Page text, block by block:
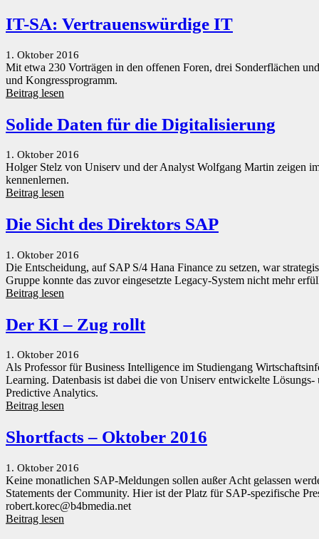
IT-SA: Vertrauenswürdige IT
1. Oktober 2016
Mit etwa 230 Vorträgen in den offenen Foren, drei Sonderflächen
und Kongressprogramm.
Beitrag lesen
Solide Daten für die Digitalisierung
1. Oktober 2016
Holger Stelz von Uniserv und der Analyst Wolfgang Martin zeigen
kennenlernen.
Beitrag lesen
Die Sicht des Direktors SAP
1. Oktober 2016
Die Entscheidung, auf SAP S/4 Hana Finance zu setzen, war
Gruppe konnte das zuvor eingesetzte Legacy-System nicht mehr
Beitrag lesen
Der KI – Zug rollt
1. Oktober 2016
Als Professor für Business Intelligence im Studiengang
Learning. Datenbasis ist dabei die von Uniserv entwickelte
Predictive Analytics.
Beitrag lesen
Shortfacts – Oktober 2016
1. Oktober 2016
Keine monatlichen SAP-Meldungen sollen außer Acht gelassen
Statements der Community. Hier ist der Platz für SAP-spezifische
robert.korec@b4bmedia.net
Beitrag lesen